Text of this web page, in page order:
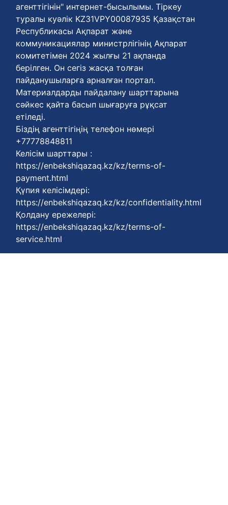
агенттігінін" интернет-бысылымы. Тіркеу
туралы куәлік KZ31VPY00087935 Қазақстан
Республикасы Ақпарат және
коммуникациялар министрлігінің Ақпарат
комитетімен 2024 жылғы 21 ақпанда
берілген. Он сегіз жасқа толған
пайданушыларға арналған портал.
Материалдарды пайдалану шарттарына
сәйкес қайта басып шығаруға рұқсат
етіледі.
Біздің агенттігіңің телефон нөмері
+77778848811
Келісім шарттары :
https://enbekshiqazaq.kz/kz/terms-of-
payment.html
Қүпия келісімдері:
https://enbekshiqazaq.kz/kz/confidentiality.html
Қолдану ережелері:
https://enbekshiqazaq.kz/kz/terms-of-
service.html